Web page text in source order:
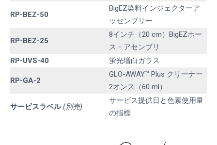
RP-BEZ-50
BigEZ染料インジェクターア
ッセンブリー
RP-BEZ-25
8インチ（20 cm）BigEZホー
ス・アセンブリ
RP-UVS-40
蛍光増白ガラス
RP-GA-2
GLO-AWAY™ Plus クリーナー
2オンス（60 ml）
サービスラベル(別売)
サービス提供日と色素使用量
の指標